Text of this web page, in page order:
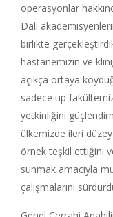
operasyonlar
Dalı
birlikte
hastanemizin ve
açıkça ortaya
sadece tıp
yetkinliğini
ülkemizde ileri
örnek teşkil ettiğini
sunmak amacıyla
çalışmalarını